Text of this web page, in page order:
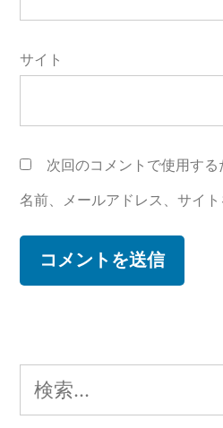
サイト
次回のコメントで使用す
名前、メールアドレス、サイト
検
索: